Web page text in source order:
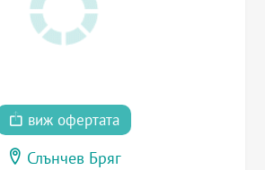
виж офертата
Слънчев Бряг